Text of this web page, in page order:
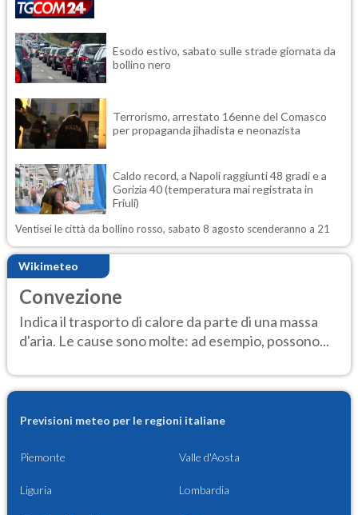
Esodo estivo, sabato sulle strade giornata da
bollino nero
Terrorismo, arrestato 16enne del Comasco
per propaganda jihadista e neonazista
Caldo record, a Napoli raggiunti 48 gradi e a
Gorizia 40 (temperatura mai registrata in
Friuli)
Ventisei le città da bollino rosso, sabato 8 agosto scenderanno a 21
Wikimeteo
Convezione
Indica il trasporto di calore da parte di una massa
d'aria. Le cause sono molte: ad esempio, possono...
Previsioni meteo per le regioni italiane
Piemonte Valle d'Aosta
Liguria Lombardia